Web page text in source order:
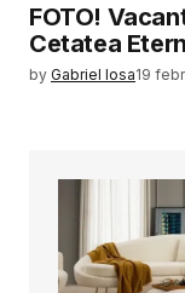
FOTO!
Cetatea
by Gabriel Iosa19